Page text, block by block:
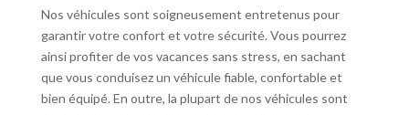
Nos véhicules sont soigneusement entretenus pour
garantir votre confort et votre sécurité. Vous pourrez
ainsi profiter de vos vacances sans stress, en sachant
que vous conduisez un véhicule fiable, confortable et
bien équipé. En outre, la plupart de nos véhicules sont